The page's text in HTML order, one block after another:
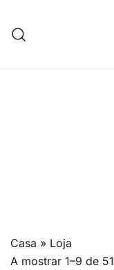
para
Casa » Loja
A mostrar 1–9 de 51